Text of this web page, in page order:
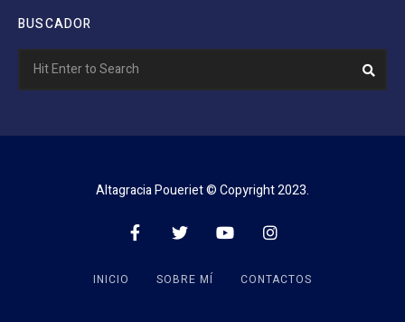
BUSCADOR
for:
Altagracia Poueriet © Copyright 2023.
INICIO SOBRE MÍ CONTACTOS